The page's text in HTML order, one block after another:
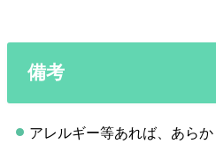
備考
アレルギー等あれば、あら